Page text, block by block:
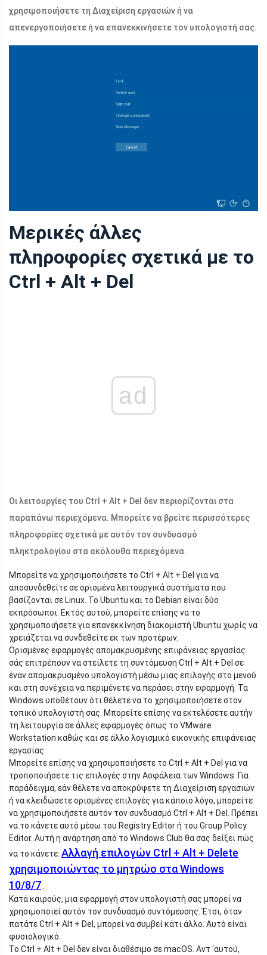
χρησιμοποιήσετε τη Διαχείριση εργασιών ή να
απενεργοποιήσετε ή να επανεκκινήσετε τον υπολογιστή σας.
Μερικές άλλες
πληροφορίες σχετικά με το
Ctrl + Alt + Del
ad
Οι λειτουργίες του Ctrl + Alt + Del δεν περιορίζονται στα
παραπάνω περιεχόμενα. Μπορείτε να βρείτε περισσότερες
πληροφορίες σχετικά με αυτόν τον συνδυασμό
πληκτρολογίου στα ακόλουθα περιεχόμενα.
Μπορείτε να χρησιμοποιήσετε το Ctrl + Alt + Del για να
αποσυνδεθείτε σε ορισμένα λειτουργικά συστήματα που
βασίζονται σε Linux. Το Ubuntu και το Debian είναι δύο
εκπρόσωποι. Εκτός αυτού, μπορείτε επίσης να το
χρησιμοποιήσετε για επανεκκίνηση διακομιστή Ubuntu χωρίς να
χρειάζεται να συνδεθείτε εκ των προτέρων.
Ορισμένες εφαρμογές απομακρυσμένης επιφάνειας εργασίας
σάς επιτρέπουν να στείλετε τη συντόμευση Ctrl + Alt + Del σε
έναν απομακρυσμένο υπολογιστή μέσω μιας επιλογής στο μενού
και στη συνέχεια να περιμένετε να περάσει στην εφαρμογή. Τα
Windows υποθέτουν ότι θέλετε να το χρησιμοποιήσετε στον
τοπικό υπολογιστή σας. Μπορείτε επίσης να εκτελέσετε αυτήν
τη λειτουργία σε άλλες εφαρμογές όπως το VMware
Workstation καθώς και σε άλλο λογισμικό εικονικής επιφάνειας
εργασίας.
Μπορείτε επίσης να χρησιμοποιήσετε το Ctrl + Alt + Del για να
τροποποιήσετε τις επιλογές στην Ασφάλεια των Windows. Για
παράδειγμα, εάν θέλετε να αποκρύψετε τη Διαχείριση εργασιών
ή να κλειδώσετε ορισμένες επιλογές για κάποιο λόγο, μπορείτε
να χρησιμοποιήσετε αυτόν τον συνδυασμό Ctrl + Alt + Del. Πρέπει
να το κάνετε αυτό μέσω του Registry Editor ή του Group Policy
Editor. Αυτή η ανάρτηση από το Windows Club θα σας δείξει πώς
να το κάνετε: Αλλαγή επιλογών Ctrl + Alt + Delete
χρησιμοποιώντας το μητρώο στα Windows
10/8/7
Κατά καιρούς, μια εφαρμογή στον υπολογιστή σας μπορεί να
χρησιμοποιεί αυτόν τον συνδυασμό συντόμευσης. Έτσι, όταν
πατάτε Ctrl + Alt + Del, μπορεί να συμβεί κάτι άλλο. Αυτό είναι
φυσιολογικό.
Το Ctrl + Alt + Del δεν είναι διαθέσιμο σε macOS. Αντ 'αυτού,